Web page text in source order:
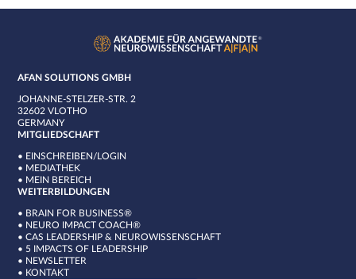
AFAN SOLUTIONS GMBH
JOHANNE-STELZER-STR. 2
32602 VLOTHO
GERMANY
MITGLIEDSCHAFT
• EINSCHREIBEN/LOGIN
• MEDIATHEK
• MEIN BEREICH
WEITERBILDUNGEN
• BRAIN FOR BUSINESS®
• NEURO IMPACT COACH®
•CAS LEADERSHIP & NEUROWISSENSCHAFT
• 5 IMPACTS OF LEADERSHIP
• NEWSLETTER
• KONTAKT